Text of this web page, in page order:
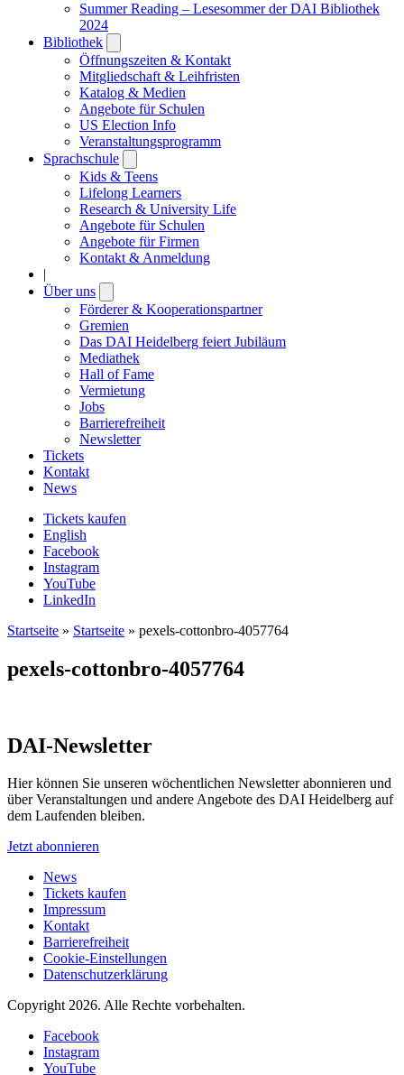
Summer Reading – Lesesommer der DAI Bibliothek
2024
Bibliothek
submenu
Öffnungszeiten & Kontakt
Mitgliedschaft & Leihfristen
Katalog & Medien
Angebote für Schulen
US Election Info
Veranstaltungsprogramm
Sprachschule
submenu
Kids & Teens
Lifelong Learners
Research & University Life
Angebote für Schulen
Angebote für Firmen
Kontakt & Anmeldung
|
Über uns
submenu
Förderer & Kooperationspartner
Gremien
Das DAI Heidelberg feiert Jubiläum
Mediathek
Hall of Fame
Vermietung
Jobs
Barrierefreiheit
Newsletter
Tickets
Kontakt
News
Tickets kaufen
English
Facebook
Instagram
YouTube
LinkedIn
Startseite » Startseite » pexels-cottonbro-4057764
pexels-cottonbro-4057764
DAI-Newsletter
Hier können Sie unseren wöchentlichen Newsletter abonnieren und
über Veranstaltungen und andere Angebote des DAI Heidelberg auf
dem Laufenden bleiben.
Jetzt abonnieren
News
Tickets kaufen
Impressum
Kontakt
Barrierefreiheit
Cookie-Einstellungen
Datenschutzerklärung
Copyright 2026. Alle Rechte vorbehalten.
Facebook
Instagram
YouTube